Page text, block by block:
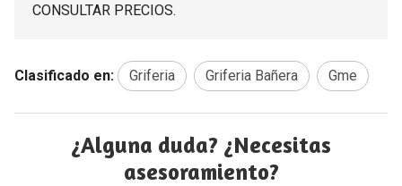
CONSULTAR PRECIOS.
Clasificado en: Griferia Griferia Bañera Gme
¿Alguna duda? ¿Necesitas
asesoramiento?